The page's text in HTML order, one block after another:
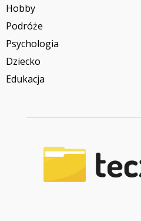
Hobby
Podróże
Psychologia
Dziecko
Edukacja